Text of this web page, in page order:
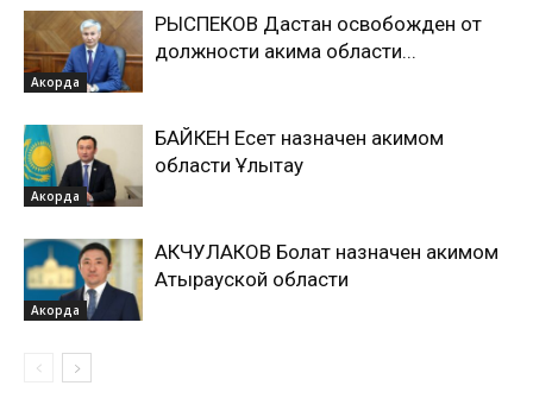
Акорда
РЫСПЕКОВ Дастан освобожден от
должности акима области...
Акорда
БАЙКЕН Есет назначен акимом
области Ұлытау
Акорда
АКЧУЛАКОВ Болат назначен акимом
Атырауской области